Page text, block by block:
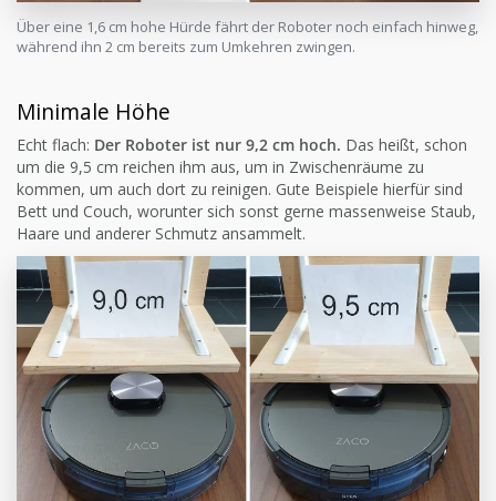
Über eine 1,6 cm hohe Hürde fährt der Roboter noch einfach hinweg,
während ihn 2 cm bereits zum Umkehren zwingen.
Minimale Höhe
Echt flach: Der Roboter ist nur 9,2 cm hoch. Das heißt, schon
um die 9,5 cm reichen ihm aus, um in Zwischenräume zu
kommen, um auch dort zu reinigen. Gute Beispiele hierfür sind
Bett und Couch, worunter sich sonst gerne massenweise Staub,
Haare und anderer Schmutz ansammelt.